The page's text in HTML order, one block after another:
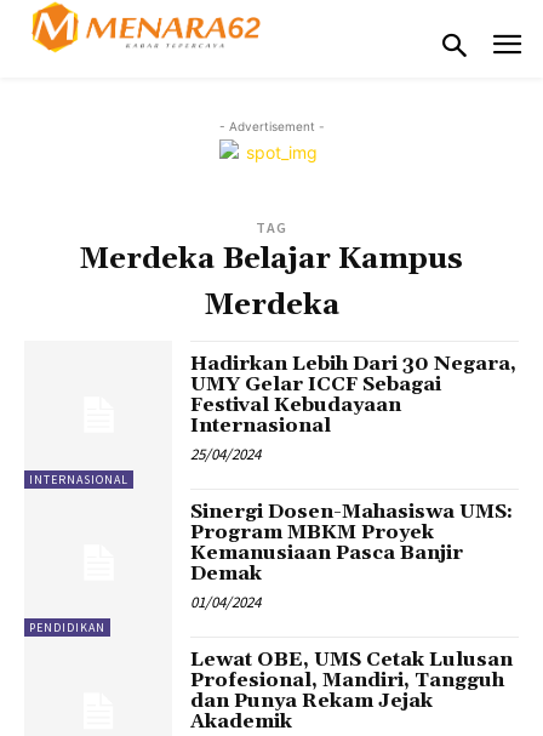
- Advertisement -
TAG
Merdeka Belajar Kampus
Merdeka
INTERNASIONAL
Hadirkan Lebih Dari 30 Negara,
UMY Gelar ICCF Sebagai
Festival Kebudayaan
Internasional
25/04/2024
PENDIDIKAN
Sinergi Dosen-Mahasiswa UMS:
Program MBKM Proyek
Kemanusiaan Pasca Banjir
Demak
01/04/2024
Lewat OBE, UMS Cetak Lulusan
Profesional, Mandiri, Tangguh
dan Punya Rekam Jejak
Akademik